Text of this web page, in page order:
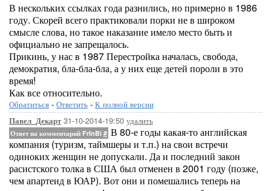
В нескольких ссылках года разнились, но примерно в 1986
году. Скорей всего практиковали порки не в широком
смысле слова, но такое наказание имело место быть и
официально не запрещалось.
Прикинь, у нас в 1987 Перестройка началась, свобода,
демократия, бла-бла-бла, а у них еще детей пороли в это
время!
Как все относительно.
Обратиться - Ответить - К полной версии
Павел_Декарт31-10-2014-19:50 удалить
Ответ на комментарий FrInBi # В 80-е годы какая-то английская
компания (туризм, таймшеры и т.п.) на свои встречи
одиноких женщин не допускали. Да и последний закон
расистского толка в США был отменен в 2001 году (позже,
чем апартеид в ЮАР). Вот они и помешались теперь на